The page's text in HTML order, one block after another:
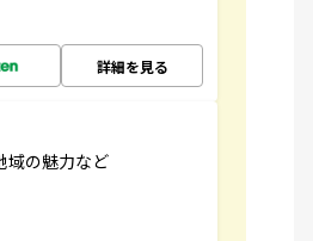
詳細を見る
域の魅力など